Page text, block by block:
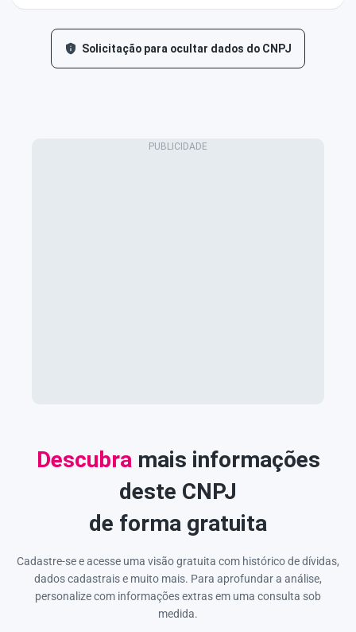
Solicitação para ocultar dados do CNPJ
Descubra mais informações
deste CNPJ
de forma gratuita
Cadastre-se e acesse uma visão gratuita com histórico de dívidas,
dados cadastrais e muito mais. Para aprofundar a análise,
personalize com informações extras em uma consulta sob
medida.